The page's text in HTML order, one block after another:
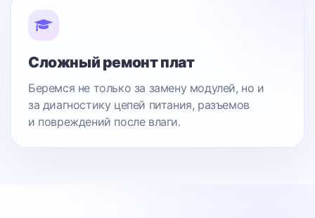
Сложный ремонт плат
Беремся не только за замену модулей, но и
за диагностику цепей питания, разъемов
и повреждений после влаги.